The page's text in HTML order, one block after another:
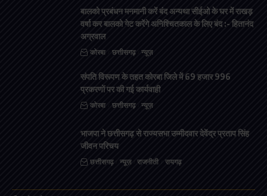
बालको प्रबंधन मनमानी करें बंद अन्यथा सीईओ के घर में राखड़
वर्षा कर बालको गेट करेंगे अनिश्चितकाल के लिए बंद :- हितानंद
अग्रवाल
कोरबा छत्तीसगढ़ न्यूज़
संपति विरूपण के तहत कोरबा जिले में 69 हजार 996
प्रकरणों पर की गई कार्यवाही
कोरबा छत्तीसगढ़ न्यूज़
भाजपा ने छत्तीसगढ़ से राज्यसभा उम्मीदवार देवेंद्र प्रताप सिंह
जीवन परिचय
छत्तीसगढ़ न्यूज़ राजनीती रायगढ़